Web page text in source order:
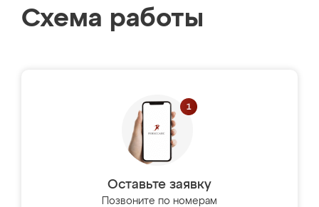
Схема работы
Оставьте заявку
Позвоните по номерам